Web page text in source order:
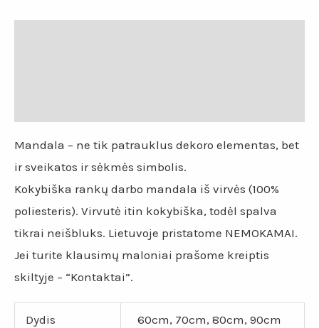
Mandala – ne tik patrauklus dekoro elementas, bet
ir sveikatos ir sėkmės simbolis.
Kokybiška rankų darbo mandala iš virvės (100%
poliesteris). Virvutė itin kokybiška, todėl spalva
tikrai neišbluks. Lietuvoje pristatome NEMOKAMAI.
Jei turite klausimų maloniai prašome kreiptis
skiltyje – “Kontaktai”.
Dydis 60cm, 70cm, 80cm, 90cm